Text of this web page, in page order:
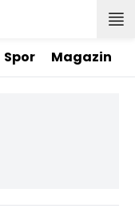
Spor Magazin